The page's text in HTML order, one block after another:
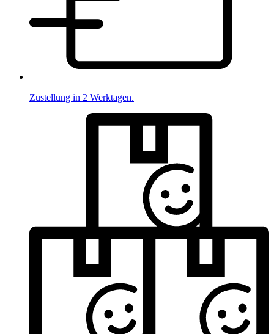
Zustellung in 2 Werktagen.